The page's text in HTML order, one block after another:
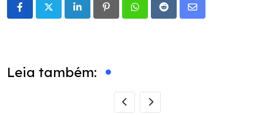
LinkedIn PinterestWhatsappRedditShare
Leia também: